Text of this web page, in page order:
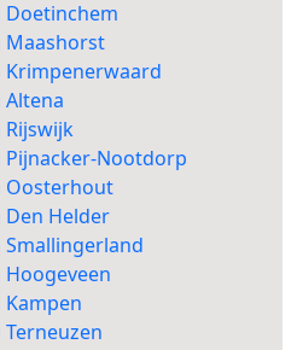
Doetinchem
Maashorst
Krimpenerwaard
Rijswijk
Pijnacker-Nootdorp
Oosterhout
Den Helder